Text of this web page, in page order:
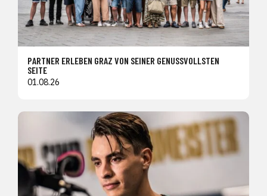
PARTNER ERLEBEN GRAZ VON SEINER GENUSSVOLLSTEN
SEITE
01.08.26